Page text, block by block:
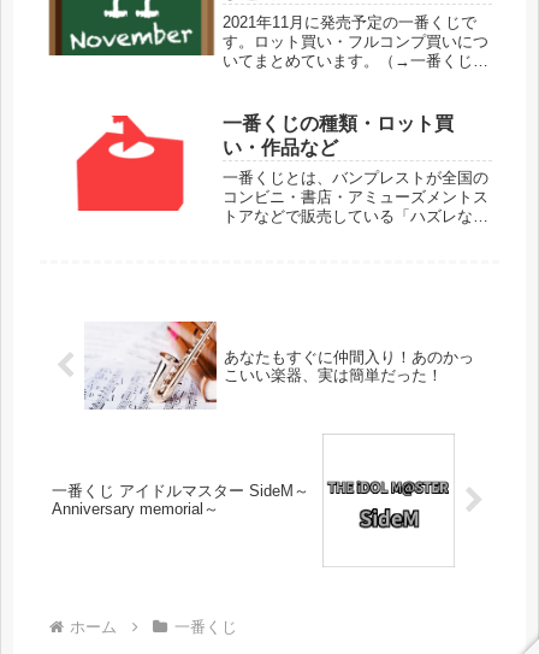
2021年11月に発売予定の一番くじで
す。ロット買い・フルコンプ買いにつ
いてまとめています。（→一番くじの
『フルコンプ買い』をおすすめしてい
ます。過去に大人買いしている一番
く...
一番くじの種類・ロット買
い・作品など
一番くじとは、バンプレストが全国の
コンビニ・書店・アミューズメントス
トアなどで販売している「ハズレな
あなたもすぐに仲間入り！あのかっ
こいい楽器、実は簡単だった！
一番くじ アイドルマスター SideM～
Anniversary memorial～
ホーム 一番くじ